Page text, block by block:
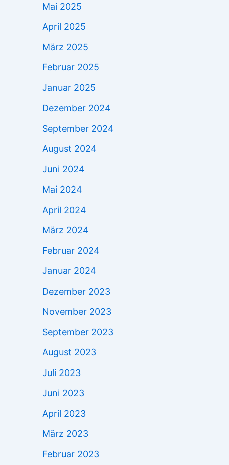
Mai 2025
April 2025
März 2025
Februar 2025
Januar 2025
Dezember 2024
September 2024
August 2024
Juni 2024
Mai 2024
April 2024
März 2024
Februar 2024
Januar 2024
Dezember 2023
November 2023
September 2023
August 2023
Juli 2023
Juni 2023
April 2023
März 2023
Februar 2023